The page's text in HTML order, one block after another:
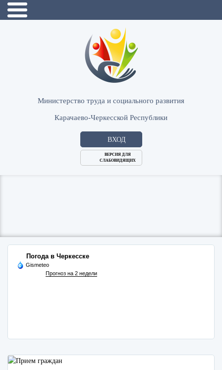
Министерство труда и социального развития
Карачаево-Черкесской Республики
ВХОД
ВЕРСИЯ ДЛЯ
СЛАБОВИДЯЩИХ
Погода в Черкесске
Gismeteo
Прогноз на 2 недели